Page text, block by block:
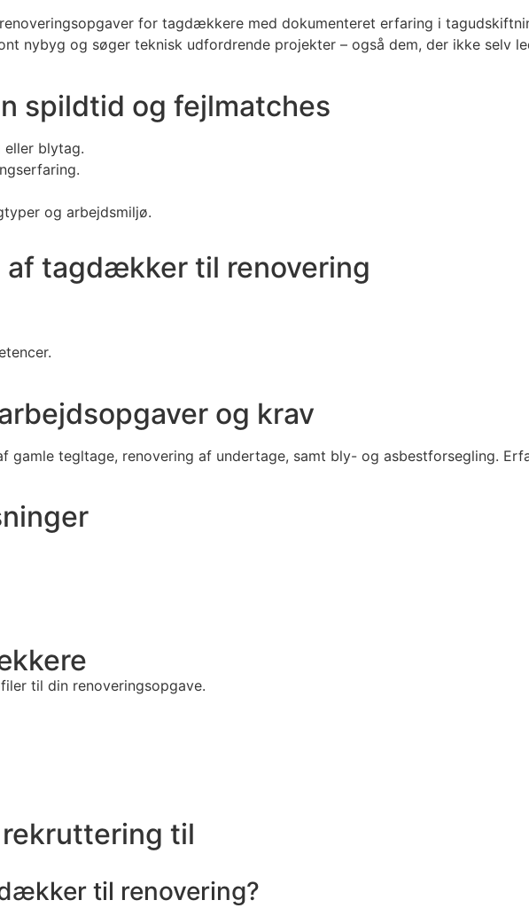
for tagdækkere med dokumenteret erfaring i
nybyg og søger teknisk udfordrende projekter – også dem, der ikke selv
spildtid og fejlmatches
eller blytag.
og arbejdsmiljø.
tagdækker til renovering
og krav
tegltage, renovering af undertage, samt bly- og asbestforsegling.
til din renoveringsopgave.
til
til renovering?